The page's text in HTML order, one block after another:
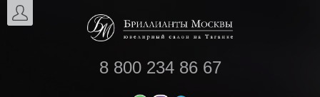
8 800 234 86 67